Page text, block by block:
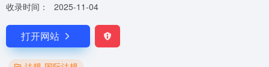
收录时间： 2025-11-04
打开网站